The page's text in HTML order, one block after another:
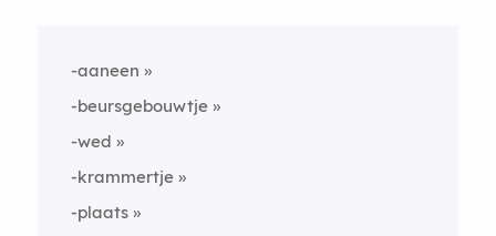
-aaneen
-beursgebouwtje
-wed
-krammertje
-plaats